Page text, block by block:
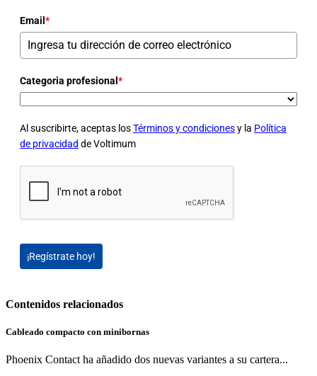
Email *
Categoria profesional *
Al suscribirte, aceptas losTérminos y condicionesy la Política
de privacidad de Voltimum
¡Regístrate hoy!
Contenidos relacionados
Cableado compacto con minibornas
Phoenix Contact ha añadido dos nuevas variantes a su cartera...